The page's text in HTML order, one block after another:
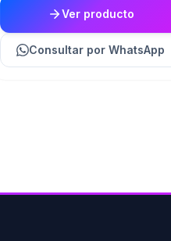
Ver producto
Consultar por WhatsApp